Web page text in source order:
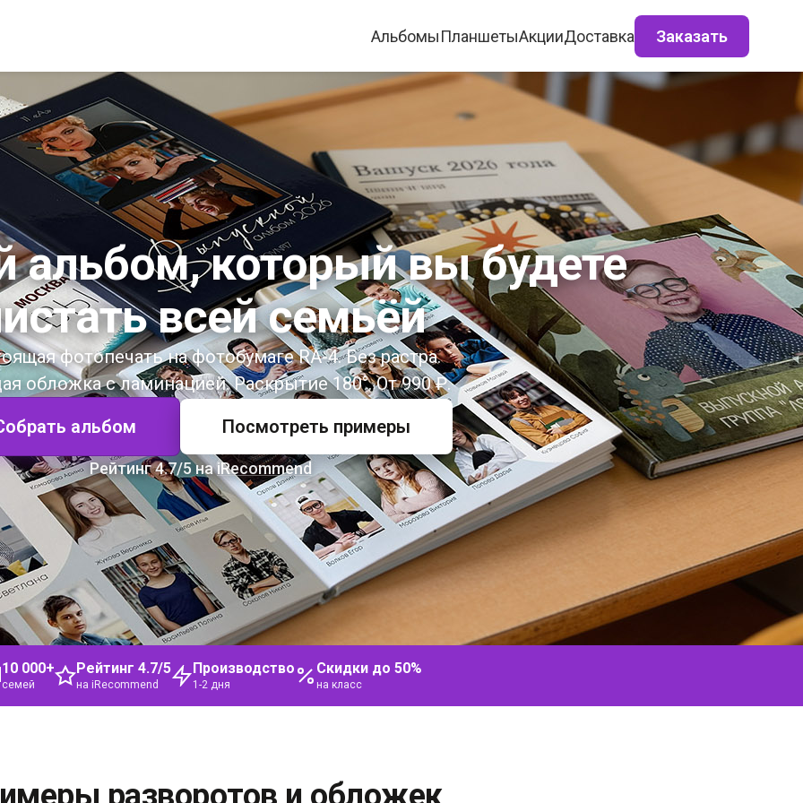
АльбомыПланшетыАкцииДоставка Заказать
альбом, который вы будете
всей семьёй
фотопечать на фотобумаге RA-4. Без растра.
обложка с ламинацией. Раскрытие 180°. От 990 ₽.
альбом
Посмотреть примеры
Рейтинг 4.7/5 наiRecommend
10 000+
семей
Рейтинг 4.7/5
на iRecommend
Производство
1-2 дня
Скидки до 50%
на класс